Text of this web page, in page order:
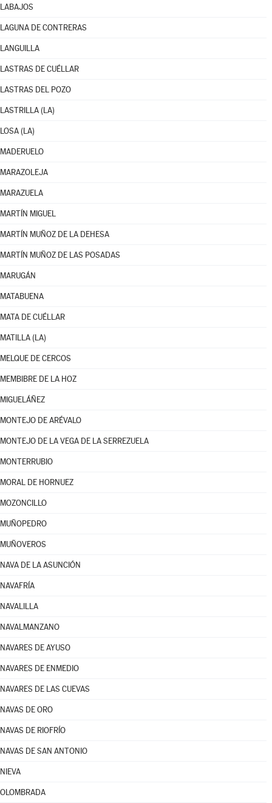
LABAJOS
LAGUNA DE CONTRERAS
LANGUILLA
LASTRAS DE CUÉLLAR
LASTRAS DEL POZO
LASTRILLA (LA)
LOSA (LA)
MADERUELO
MARAZOLEJA
MARAZUELA
MARTÍN MIGUEL
MARTÍN MUÑOZ DE LA DEHESA
MARTÍN MUÑOZ DE LAS POSADAS
MARUGÁN
MATABUENA
MATA DE CUÉLLAR
MATILLA (LA)
MELQUE DE CERCOS
MEMBIBRE DE LA HOZ
MIGUELÁÑEZ
MONTEJO DE ARÉVALO
MONTEJO DE LA VEGA DE LA SERREZUELA
MONTERRUBIO
MORAL DE HORNUEZ
MOZONCILLO
MUÑOPEDRO
MUÑOVEROS
NAVA DE LA ASUNCIÓN
NAVAFRÍA
NAVALILLA
NAVALMANZANO
NAVARES DE AYUSO
NAVARES DE ENMEDIO
NAVARES DE LAS CUEVAS
NAVAS DE ORO
NAVAS DE RIOFRÍO
NAVAS DE SAN ANTONIO
NIEVA
OLOMBRADA